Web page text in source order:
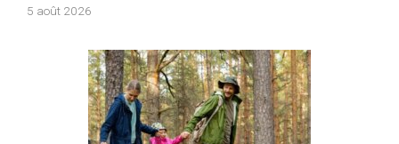
5 août 2026